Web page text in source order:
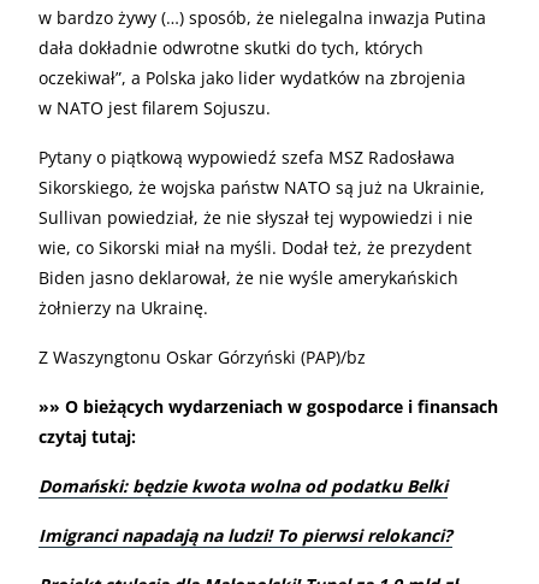
w bardzo żywy (…) sposób, że nielegalna inwazja Putina
dała dokładnie odwrotne skutki do tych, których
oczekiwał”, a Polska jako lider wydatków na zbrojenia
w NATO jest filarem Sojuszu.
Pytany o piątkową wypowiedź szefa MSZ Radosława
Sikorskiego, że wojska państw NATO są już na Ukrainie,
Sullivan powiedział, że nie słyszał tej wypowiedzi i nie
wie, co Sikorski miał na myśli. Dodał też, że prezydent
Biden jasno deklarował, że nie wyśle amerykańskich
żołnierzy na Ukrainę.
Z Waszyngtonu Oskar Górzyński (PAP)/bz
»» O bieżących wydarzeniach w gospodarce i finansach
czytaj tutaj:
Domański: będzie kwota wolna od podatku Belki
Imigranci napadają na ludzi! To pierwsi relokanci?